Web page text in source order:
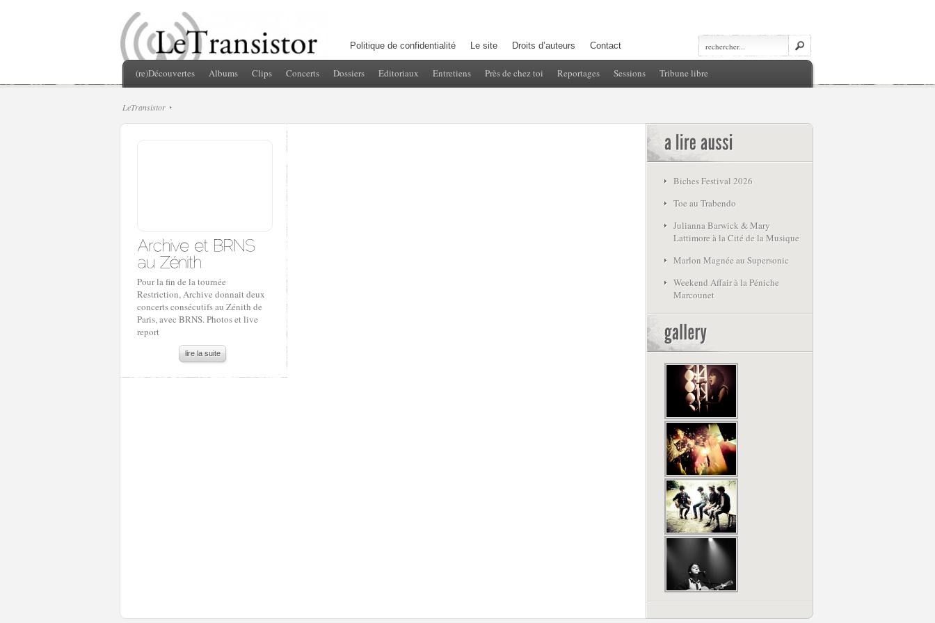
Politique de confidentialité Le site Droits d’auteurs Contact
(re)Découvertes Albums Clips Concerts Dossiers Editoriaux Entretiens Près de chez toi Reportages Sessions Tribune libre
LeTransistor
Pour la fin de la tournée
Restriction, Archive donnait deux
concerts consécutifs au Zénith de
Paris, avec BRNS. Photos et live
report
lire la suite
Biches Festival 2026
Toe au Trabendo
Julianna Barwick & Mary
Lattimore à la Cité de la Musique
Marlon Magnée au Supersonic
Weekend Affair à la Péniche
Marcounet